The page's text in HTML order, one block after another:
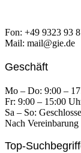
Fon: +49 9323 93
Mail: mail@gie.de
Geschäft
Mo – Do: 9:00 –
Fr: 9:00 – 15:00
Sa – So:
Nach Vereinbarung
Top-